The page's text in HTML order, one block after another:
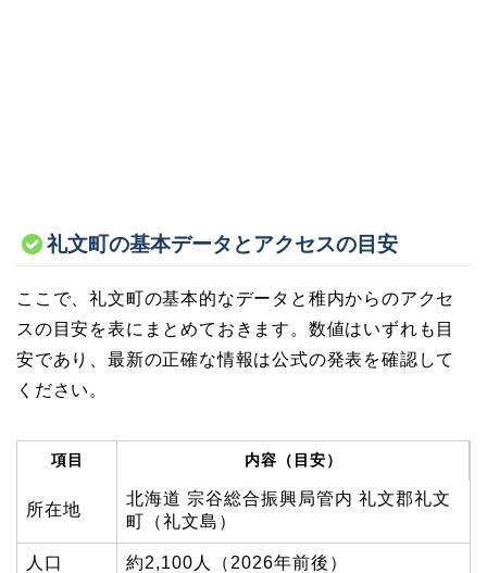
礼文町の基本データとアクセスの目安
ここで、礼文町の基本的なデータと稚内からのアクセ
スの目安を表にまとめておきます。数値はいずれも目
安であり、最新の正確な情報は公式の発表を確認して
ください。
項目 内容（目安）
所在地
北海道 宗谷総合振興局管内 礼文郡礼文
町（礼文島）
人口 約2,100人（2026年前後）